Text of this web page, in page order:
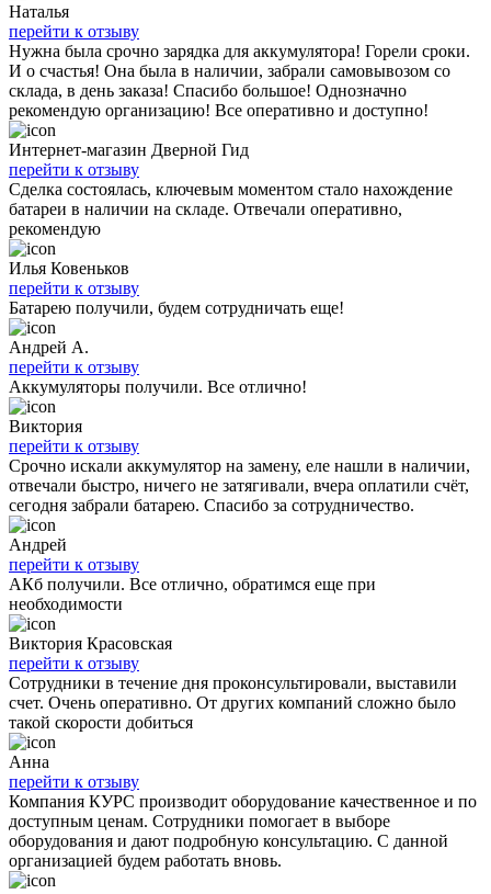
Наталья
перейти к отзыву
Нужна была срочно зарядка для аккумулятора! Горели сроки.
И о счастья! Она была в наличии, забрали самовывозом со
склада, в день заказа! Спасибо большое! Однозначно
рекомендую организацию! Все оперативно и доступно!
Интернет-магазин Дверной Гид
перейти к отзыву
Сделка состоялась, ключевым моментом стало нахождение
батареи в наличии на складе. Отвечали оперативно,
рекомендую
Илья Ковеньков
перейти к отзыву
Батарею получили, будем сотрудничать еще!
Андрей А.
перейти к отзыву
Аккумуляторы получили. Все отлично!
Виктория
перейти к отзыву
Срочно искали аккумулятор на замену, еле нашли в наличии,
отвечали быстро, ничего не затягивали, вчера оплатили счёт,
сегодня забрали батарею. Спасибо за сотрудничество.
Андрей
перейти к отзыву
АКб получили. Все отлично, обратимся еще при
необходимости
Виктория Красовская
перейти к отзыву
Сотрудники в течение дня проконсультировали, выставили
счет. Очень оперативно. От других компаний сложно было
такой скорости добиться
Анна
перейти к отзыву
Компания КУРС производит оборудование качественное и по
доступным ценам. Сотрудники помогает в выборе
оборудования и дают подробную консультацию. С данной
организацией будем работать вновь.